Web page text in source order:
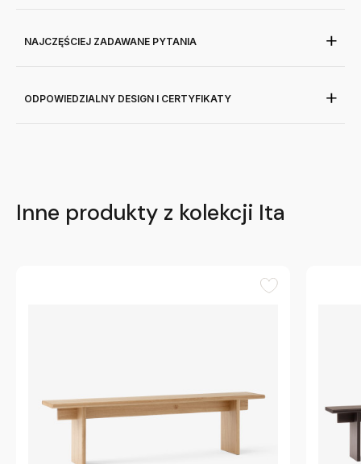
NAJCZĘŚCIEJ ZADAWANE PYTANIA
ODPOWIEDZIALNY DESIGN I CERTYFIKATY
Inne produkty z kolekcji Ita